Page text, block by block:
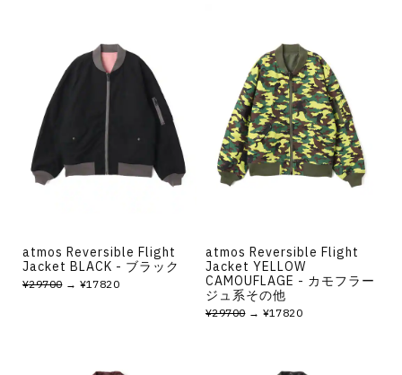
atmos Reversible Flight
Jacket BLACK - ブラック
¥29700→ ¥17820
atmos Reversible Flight
Jacket YELLOW
CAMOUFLAGE - カモフラー
ジュ系その他
¥29700→ ¥17820